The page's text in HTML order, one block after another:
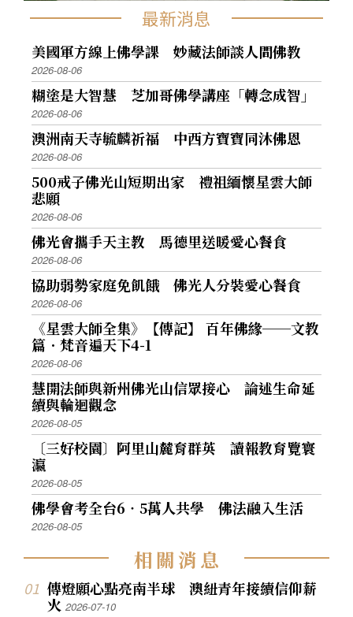
最新消息
美國軍方線上佛學課 妙藏法師談人間佛教
2026-08-06
糊塗是大智慧 芝加哥佛學講座「轉念成智」
2026-08-06
澳洲南天寺毓麟祈福 中西方寶寶同沐佛恩
2026-08-06
500戒子佛光山短期出家 禮祖緬懷星雲大師
悲願
2026-08-06
佛光會攜手天主教 馬德里送暖愛心餐食
2026-08-06
協助弱勢家庭免飢餓 佛光人分裝愛心餐食
2026-08-06
《星雲大師全集》【傳記】 百年佛緣──文教
篇．梵音遍天下4-1
2026-08-06
慧開法師與新州佛光山信眾接心 論述生命延
續與輪迴觀念
2026-08-05
〔三好校園〕阿里山麓育群英 讀報教育覽寰
瀛
2026-08-05
佛學會考全台6‧5萬人共學 佛法融入生活
2026-08-05
相關消息
傳燈願心點亮南半球 澳紐青年接續信仰薪
火2026-07-10